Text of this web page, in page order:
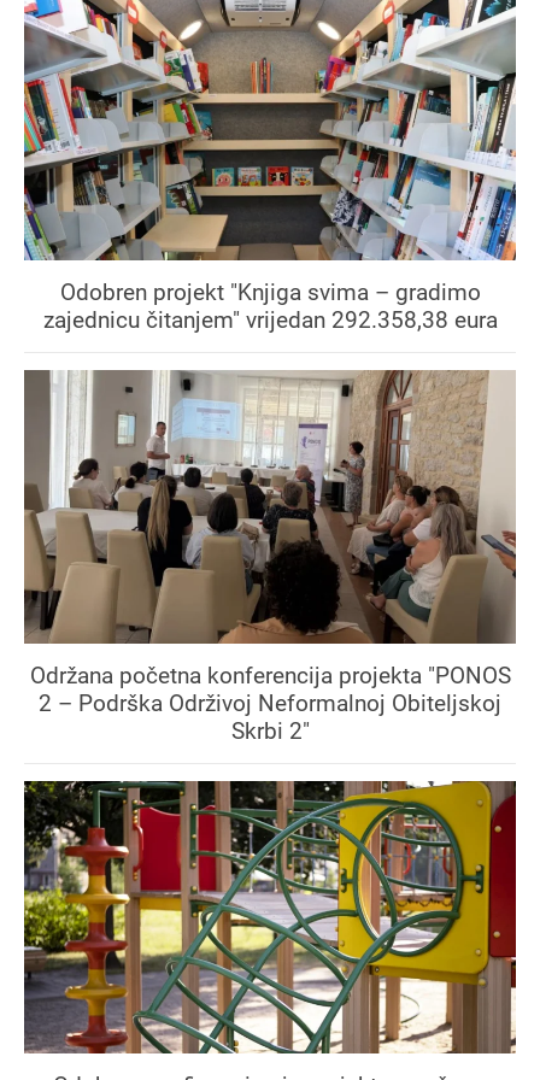
Odobren projekt "Knjiga svima – gradimo
zajednicu čitanjem" vrijedan 292.358,38 eura
Održana početna konferencija projekta "PONOS
2 – Podrška Održivoj Neformalnoj Obiteljskoj
Skrbi 2"